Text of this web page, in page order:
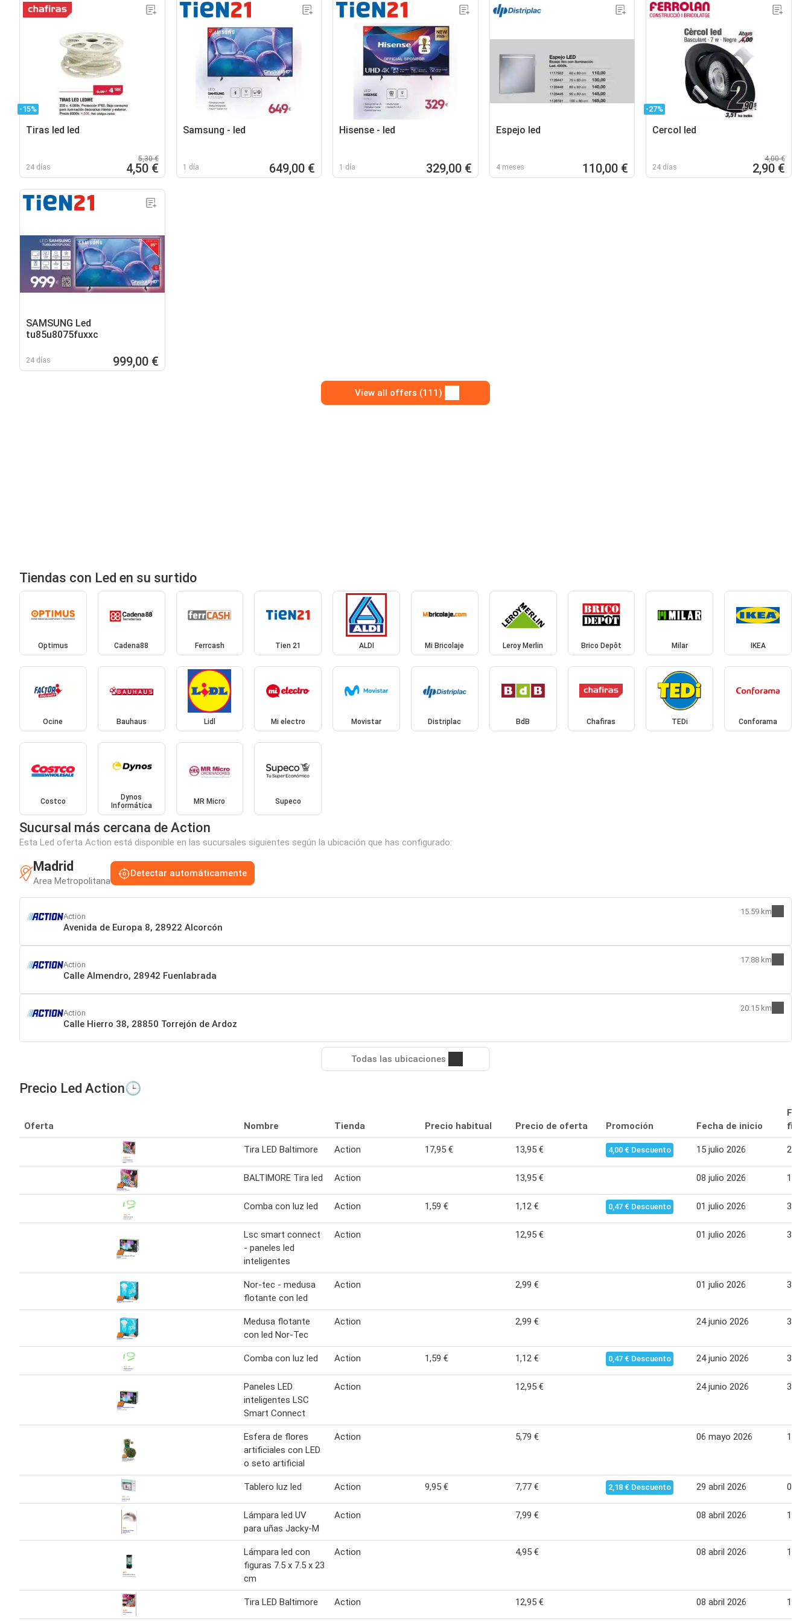
-15%
Tiras led led
24 días
5,30 €
4,50 €
Samsung - led
1 día 649,00 €
Hisense - led
1 día 329,00 €
Espejo led
4 meses 110,00 €
-27%
Cercol led
24 días
4,00 €
2,90 €
SAMSUNG Led
tu85u8075fuxxc
24 días 999,00 €
View all offers (111)
Tiendas con Led en su surtido
Optimus Cadena88 Ferrcash Tien 21 ALDI Mi Bricolaje Leroy Merlin Brico Depôt Milar IKEA
Ocine Bauhaus Lidl Mi electro Movistar Distriplac BdB Chafiras TEDi Conforama
Costco
Dynos
Informática
MR Micro Supeco
Sucursal más cercana de Action
Esta Led oferta Action está disponible en las sucursales siguientes según la ubicación que has configurado:
Madrid
Area Metropolitana
Detectar automáticamente
Action
Avenida de Europa 8, 28922 Alcorcón
15.59 km
Action
Calle Almendro, 28942 Fuenlabrada
17.88 km
Action
Calle Hierro 38, 28850 Torrejón de Ardoz
20.15 km
Todas las ubicaciones
Precio Led Action🕒
Oferta Nombre Tienda Precio habitual Precio de oferta Promoción Fecha de inicio
Tira LED Baltimore Action 17,95 € 13,95 € 4,00 € Descuento 15 julio 2026 21
BALTIMORE Tira led Action 13,95 € 08 julio 2026 14
Comba con luz led Action 1,59 € 1,12 € 0,47 € Descuento 01 julio 2026 31
Lsc smart connect
- paneles led
inteligentes
Action 12,95 € 01 julio 2026 31
Nor-tec - medusa
flotante con led
Action 2,99 € 01 julio 2026 31
Medusa flotante
con led Nor-Tec
Action 2,99 € 24 junio 2026 30
Comba con luz led Action 1,59 € 1,12 € 0,47 € Descuento 24 junio 2026 30
Paneles LED
inteligentes LSC
Smart Connect
Action 12,95 € 24 junio 2026 30
Esfera de flores
artificiales con LED
o seto artificial
Action 5,79 € 06 mayo 2026 12
Tablero luz led Action 9,95 € 7,77 € 2,18 € Descuento 29 abril 2026 05
Lámpara led UV
para uñas Jacky-M
Action 7,99 € 08 abril 2026 14
Lámpara led con
figuras 7.5 x 7.5 x 23
cm
Action 4,95 € 08 abril 2026 14
Tira LED Baltimore Action 12,95 € 08 abril 2026 14